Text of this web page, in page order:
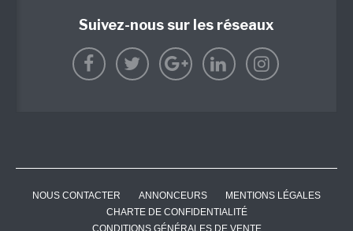
Suivez-nous sur les réseaux
NOUS CONTACTER ANNONCEURS
MENTIONS LÉGALES
CHARTE DE CONFIDENTIALITÉ
CONDITIONS GÉNÉRALES DE VENTE